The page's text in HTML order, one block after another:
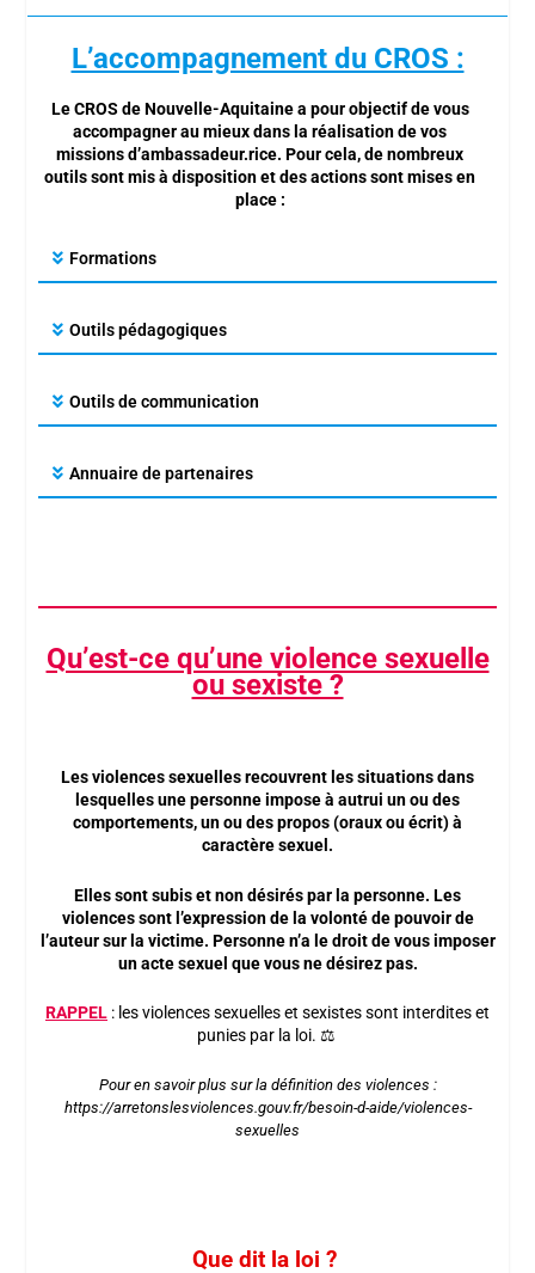
L’accompagnement du CROS :
Le CROS de Nouvelle-Aquitaine a pour objectif de vous
accompagnerau mieux dans la réalisation de vos
missions d’ambassadeur.rice. Pour cela, de nombreux
outilssont mis à dispositionet desactionssont mises en
place :
Formations
Outils pédagogiques
Outils de communication
Annuaire de partenaires
Qu’est-ce qu’une violence sexuelle
ou sexiste ?
Les violences sexuelles recouvrent les situations dans
lesquelles une personne impose à autrui un ou des
comportements, un ou des propos (oraux ou écrit) à
caractère sexuel.
Elles sont subis et non désirés par la personne. Les
violences sont l’expression de la volonté de pouvoir de
l’auteur sur la victime. Personne n’a le droit de vous imposer
un acte sexuel que vous ne désirez pas.
RAPPEL : les violences sexuelles et sexistes sont interdites et
punies par la loi. ⚖️
Pour en savoir plus sur la définition des violences :
https://arretonslesviolences.gouv.fr/besoin-d-aide/violences-
sexuelles
Que dit la loi ?